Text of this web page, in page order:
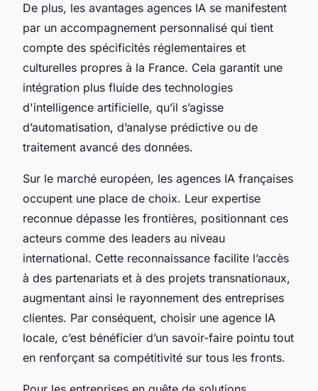
De plus, les avantages agences IA se manifestent
par un accompagnement personnalisé qui tient
compte des spécificités réglementaires et
culturelles propres à la France. Cela garantit une
intégration plus fluide des technologies
d'intelligence artificielle, qu’il s’agisse
d’automatisation, d’analyse prédictive ou de
traitement avancé des données.
Sur le marché européen, les agences IA françaises
occupent une place de choix. Leur expertise
reconnue dépasse les frontières, positionnant ces
acteurs comme des leaders au niveau
international. Cette reconnaissance facilite l’accès
à des partenariats et à des projets transnationaux,
augmentant ainsi le rayonnement des entreprises
clientes. Par conséquent, choisir une agence IA
locale, c’est bénéficier d’un savoir-faire pointu tout
en renforçant sa compétitivité sur tous les fronts.